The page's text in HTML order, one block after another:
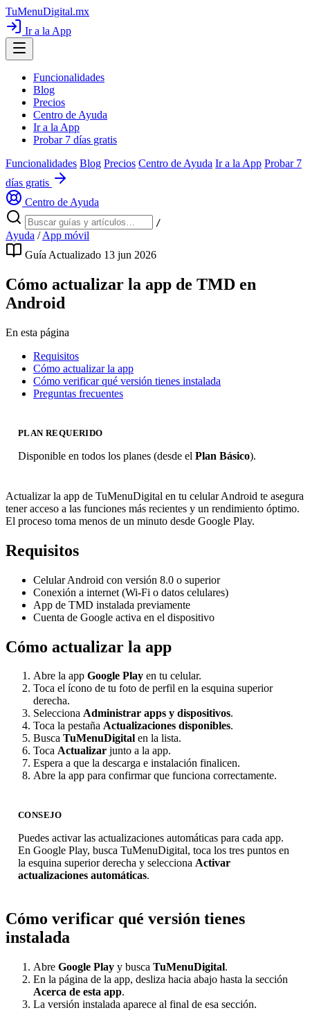
TuMenuDigital.mx
Ir a la App
Funcionalidades
Blog
Precios
Centro de Ayuda
Ir a la App
Probar 7 días gratis
Funcionalidades Blog Precios Centro de Ayuda Ir a la App Probar 7
días gratis
Centro de Ayuda
/
Ayuda / App móvil
Guía Actualizado 13 jun 2026
Cómo actualizar la app de TMD en
Android
En esta página
Requisitos
Cómo actualizar la app
Cómo verificar qué versión tienes instalada
Preguntas frecuentes
PLAN REQUERIDO
Disponible en todos los planes (desde el Plan Básico).
Actualizar la app de TuMenuDigital en tu celular Android te asegura
tener acceso a las funciones más recientes y un rendimiento óptimo.
El proceso toma menos de un minuto desde Google Play.
Requisitos
Celular Android con versión 8.0 o superior
Conexión a internet (Wi-Fi o datos celulares)
App de TMD instalada previamente
Cuenta de Google activa en el dispositivo
Cómo actualizar la app
Abre la app Google Play en tu celular.
Toca el ícono de tu foto de perfil en la esquina superior
derecha.
Selecciona Administrar apps y dispositivos.
Toca la pestaña Actualizaciones disponibles.
Busca TuMenuDigital en la lista.
Toca Actualizar junto a la app.
Espera a que la descarga e instalación finalicen.
Abre la app para confirmar que funciona correctamente.
CONSEJO
Puedes activar las actualizaciones automáticas para cada app.
En Google Play, busca TuMenuDigital, toca los tres puntos en
la esquina superior derecha y selecciona Activar
actualizaciones automáticas.
Cómo verificar qué versión tienes
instalada
Abre Google Play y busca TuMenuDigital.
En la página de la app, desliza hacia abajo hasta la sección
Acerca de esta app.
La versión instalada aparece al final de esa sección.